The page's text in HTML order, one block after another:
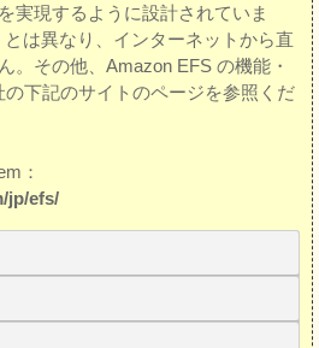
実現するように設計されていま
は異なり、インターネットから直
。その他、Amazon EFS の機能・
下記のサイトのページを参照くだ
：
jp/efs/